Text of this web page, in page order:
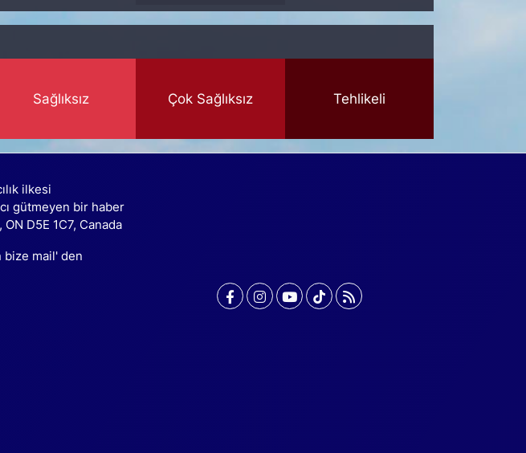
Sağlıksız Çok Sağlıksız Tehlikeli
ilkesi
gütmeyen bir haber
D5E 1C7, Canada
mail' den